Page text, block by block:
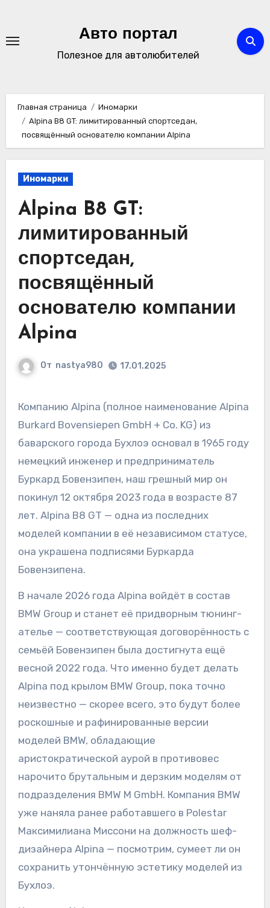
содержимому
Авто портал
Полезное для автолюбителей
Главная страница
Иномарки
Alpina B8 GT: лимитированный спортседан,
посвящённый основателю компании Alpina
Иномарки
Alpina B8 GT:
лимитированный
спортседан,
посвящённый
основателю компании
Alpina
От nastya980 17.01.2025
Компанию Alpina (полное наименование Alpina
Burkard Bovensiepen GmbH + Co. KG) из
баварского города Бухлоэ основал в 1965 году
немецкий инженер и предприниматель
Буркард Бовензипен, наш грешный мир он
покинул 12 октября 2023 года в возрасте 87
лет. Alpina B8 GT — одна из последних
моделей компании в её независимом статусе,
она украшена подписями Буркарда
Бовензипена.
В начале 2026 года Alpina войдёт в состав
BMW Group и станет её придворным тюнинг-
ателье — соответствующая договорённость с
семьёй Бовензипен была достигнута ещё
весной 2022 года. Что именно будет делать
Alpina под крылом BMW Group, пока точно
неизвестно — скорее всего, это будут более
роскошные и рафинированные версии
моделей BMW, обладающие
аристократической аурой в противовес
нарочито брутальным и дерзким моделям от
подразделения BMW M GmbH. Компания BMW
уже наняла ранее работавшего в Polestar
Максимилиана Миссони на должность шеф-
дизайнера Alpina — посмотрим, сумеет ли он
сохранить утончённую эстетику моделей из
Бухлоэ.